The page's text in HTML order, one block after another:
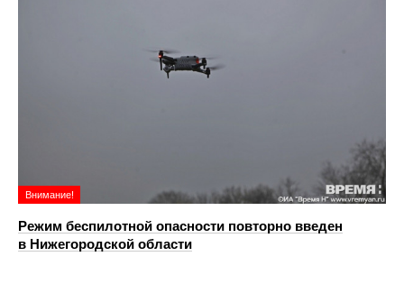
Внимание!
Режим беспилотной опасности повторно введен
в Нижегородской области